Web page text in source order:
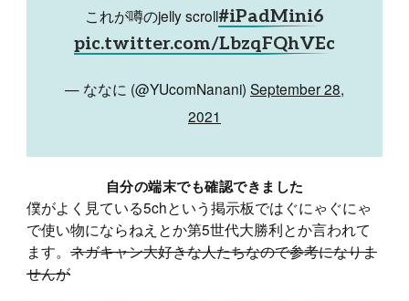
これが噂のjelly scroll#iPadMini6
pic.twitter.com/LbzqFQhVEc
— ななに (@YUcomNanani) September 28,
2021
自分の端末でも確認できました
僕がよく見ている5chという掲示板ではぐにゃぐにゃ
で使い物にならねえとか第5世代大勝利とか言われて
ます。 ネガキャン大好きな人たちなので参考になりま
せんが